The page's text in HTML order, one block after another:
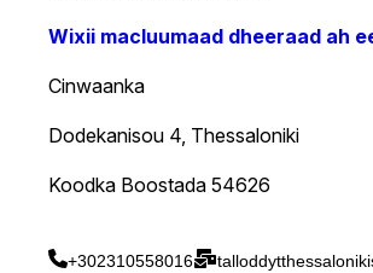
Wixii macluumaad dheeraad ah
Cinwaanka
Dodekanisou 4, Thessaloniki
Koodka Boostada 54626
+302310558016